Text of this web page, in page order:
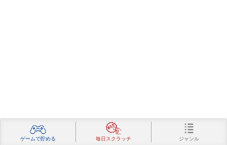
ゲームで貯める 毎日スクラッチ ジャンル